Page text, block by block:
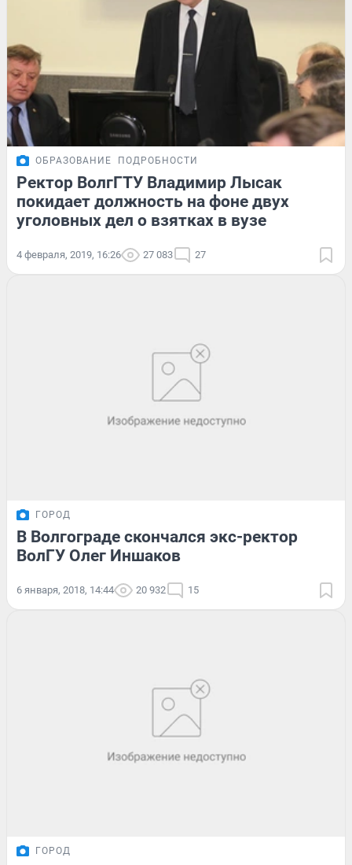
ОБРАЗОВАНИЕ ПОДРОБНОСТИ
Ректор ВолгГТУ Владимир Лысак
покидает должность на фоне двух
уголовных дел о взятках в вузе
4 февраля, 2019, 16:26 27 083 27
ГОРОД
В Волгограде скончался экс-ректор
ВолГУ Олег Иншаков
6 января, 2018, 14:44 20 932 15
ГОРОД